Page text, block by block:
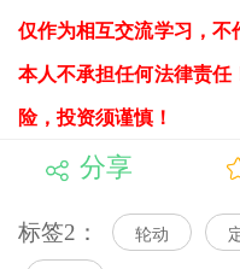
仅作为相互交流学习，不
本人不承担任何法律责任
险，投资须谨慎！
分享
标签2： 轮动